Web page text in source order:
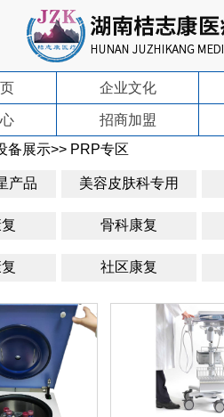
企业文化
招商加盟
备展示>> PRP专区
产品 美容皮肤科专用
骨科康复
社区康复